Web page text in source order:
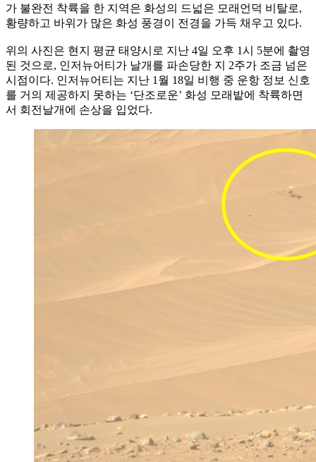
가 불완전 착륙을 한 지역은 화성의 드넓은 모래언덕 비탈로,
황량하고 바위가 많은 화성 풍경이 전경을 가득 채우고 있다.
위의 사진은 현지 평균 태양시로 지난 4일 오후 1시 5분에 촬영
된 것으로, 인저뉴어티가 날개를 파손당한 지 2주가 조금 넘은
시점이다. 인저뉴어티는 지난 1월 18일 비행 중 운항 정보 신호
를 거의 제공하지 못하는 ‘단조로운’ 화성 모래밭에 착륙하면
서 회전날개에 손상을 입었다.